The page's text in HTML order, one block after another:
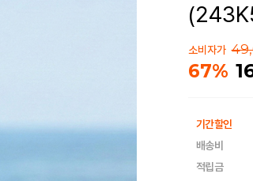
소비자가
67%
기간할인
배송비
적립금